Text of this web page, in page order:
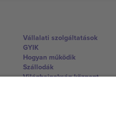
Vállalati szolgáltatások
GYIK
Hogyan működik
Szállodák
Világbajnokság központ